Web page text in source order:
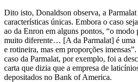
Dito isto, Donaldson observa, a
características únicas. Embora o caso
ao da Enron em alguns pontos, “o
muito diferente… [A da Parmalat] é uma
e rotineira, mas em proporções
caso da Parmalat, por exemplo, foi a
carta que dizia que a empresa de
depositados no Bank of America.